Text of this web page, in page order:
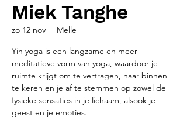
Miek Tanghe
zo 12 nov
  |
Melle
Yin yoga is een langzame en meer
meditatieve vorm van yoga, waardoor je
ruimte krijgt om te vertragen, naar binnen
te keren en je af te stemmen op zowel de
fysieke sensaties in je lichaam, alsook je
geest en je emoties.